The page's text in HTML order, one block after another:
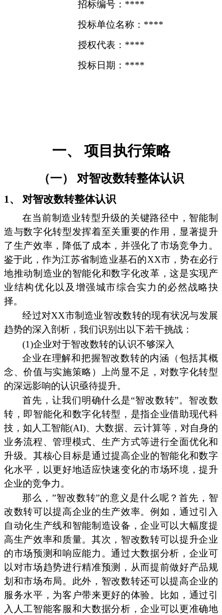
招标编号：****
投标单位名称：****
授权代表：****
投标日期：****
一、 项目执行策略
（一） 对智改数转整体认识
1、 对智改数转整体认识
在当前制造业转型升级的关键路径中，智能制
造与数字化转型发挥着至关重要的作用，显著提升
了生产效率，降低了成本，并强化了市场竞争力。
鉴于此，作为江苏省制造业基石的XX市，势在必行
地推动制造业的智能化和数字化改革，这是实现产
业结构优化以及增强城市综合实力的必然战略抉
择。
经过对XX市制造业智改数转的现有状况与发展
趋势的深入剖析，我们识别出以下若干挑战：
(1)企业对于智改数转的认识不够深入
企业在理解和把握智改数转的内涵（包括其概
念、价值与实施策略）上尚显不足，对数字化转型
的深远影响的认识亟待提升。
首先，让我们明确什么是“智改数转”。智改数
转，即智能化和数字化转型，是指企业借助现代科
技，如人工智能(AI)、大数据、云计算等，对自身的
业务流程、管理模式、生产方式等进行全面优化和
升级。其核心目标是通过提高企业的智能化和数字
化水平，以更好地适应快速变化的市场环境，提升
企业的竞争力。
那么，”智改数转”的意义是什么呢？首先，智
改数转可以提高企业的生产效率。例如，通过引入
自动化生产线和智能制造设备，企业可以大幅度提
高生产效率和质量。其次，智改数转可以提升企业
的市场预测和响应能力。通过大数据分析，企业可
以对市场趋势进行精准预测，从而提前做好产品规
划和市场布局。此外，智改数转还可以提高企业的
服务水平，为客户带来更好的体验。比如，通过引
入人工智能客服和大数据分析，企业可以更准确地